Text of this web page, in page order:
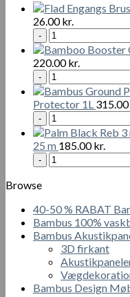
26.00kr.
Flad
Engangs
Brush
50
mm
antal
220.00kr.
Bamboo
Booster
Oil
1L
antal
Protector 1L 315.00
Bambus
Ground
Protector
1L
antal
25 m 185.00kr.
Palm
Black
mm
x
25
m
antal
Browse
40-50 % RABAT
Bambus 100%
Bambus
3D firkant
Bambus Design